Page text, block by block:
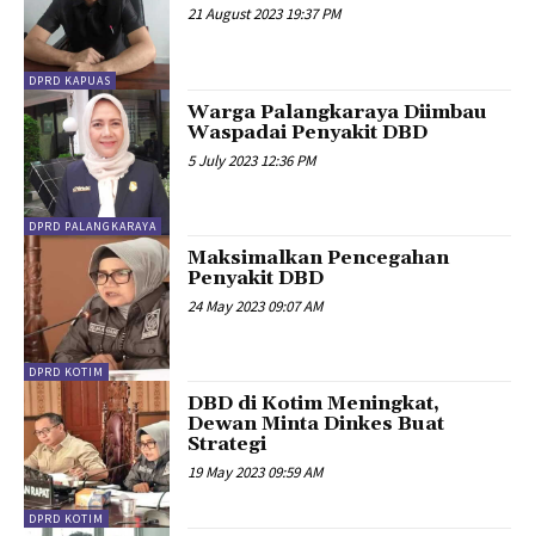
DPRD KAPUAS
21 August 2023 19:37 PM
DPRD PALANGKARAYA
Warga Palangkaraya Diimbau
Waspadai Penyakit DBD
5 July 2023 12:36 PM
DPRD KOTIM
Maksimalkan Pencegahan
Penyakit DBD
24 May 2023 09:07 AM
DPRD KOTIM
DBD di Kotim Meningkat,
Dewan Minta Dinkes Buat
Strategi
19 May 2023 09:59 AM